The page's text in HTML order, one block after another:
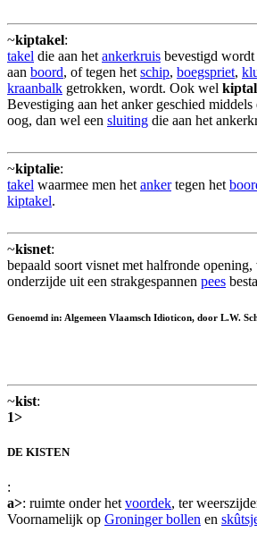
~kiptakel:
takel die aan het ankerkruis bevestigd wordt
aan boord, of tegen het schip, boegspriet,
kraanbalk getrokken, wordt. Ook wel
Bevestiging aan het anker geschied middels
oog, dan wel een sluiting die aan het
~kiptalie:
takel waarmee men het ankertegen het
kiptakel.
~kisnet:
bepaald soort visnet met halfronde opening,
onderzijde uit een strakgespannen pees
Genoemd in: Algemeen Vlaamsch Idioticon, door L.W.
~kist:
1>
DE KISTEN
:
a>: ruimte onder het voordek, ter
Voornamelijk op Groninger bollen en